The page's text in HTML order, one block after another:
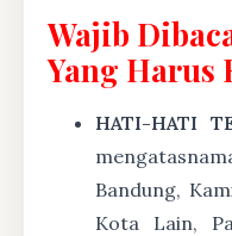
Wajib
Yang Harus
HATI-HATI
Bandung,
Kota Lain,